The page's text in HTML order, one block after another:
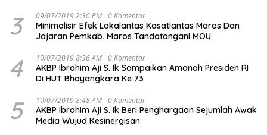
3 09/07/2019 2:30 PM 0 Komentar
Minimalisir Efek Lakalantas Kasatlantas Maros Dan
Jajaran Pemkab. Maros Tandatangani MOU
4 10/07/2019 8:36 AM 0 Komentar
AKBP Ibrahim Aji S. Ik Sampaikan Amanah Presiden RI
Di HUT Bhayangkara Ke 73
5 10/07/2019 8:48 AM 0 Komentar
AKBP Ibrahim Aji S. Ik Beri Penghargaan Sejumlah Awak
Media Wujud Kesinergisan